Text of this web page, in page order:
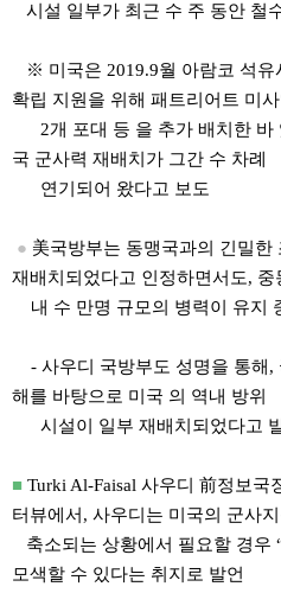
시설 일부가 최근 수 주 동안 철
※ 미국은 2019.9월 아람코 석유
확립 지원을 위해 패트리어트 미사
2개 포대 등 을 추가 배치한 바
국 군사력 재배치가 그간 수 차례
연기되어 왔다고 보도
● 美국방부는 동맹국과의 긴밀한
재배치되었다고 인정하면서도, 중
내 수 만명 규모의 병력이 유지
- 사우디 국방부도 성명을 통해,
해를 바탕으로 미국 의 역내 방위
시설이 일부 재배치되었다고
■ Turki Al-Faisal 사우디 前정보국
터뷰에서, 사우디는 미국의 군사지
축소되는 상황에서 필요할 경우
모색할 수 있다는 취지로 발언